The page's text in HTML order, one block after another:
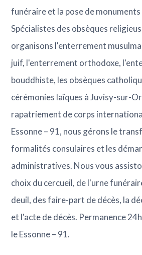
funéraire et la pose de
Spécialistes des obsèques
organisons l'enterrement
juif, l'enterrement orthodoxe,
bouddhiste, les obsèques
cérémonies laïques à Juvisy-sur-
rapatriement de corps
Essonne – 91, nous gérons le
formalités consulaires et les
administratives. Nous vous
choix du cercueil, de l'urne
deuil, des faire-part de décès, la
et l'acte de décès. Permanence
le Essonne – 91.